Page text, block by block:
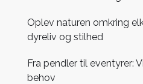
Oplev naturen omkring
dyreliv og stilhed
Fra pendler til eventyrer:
behov